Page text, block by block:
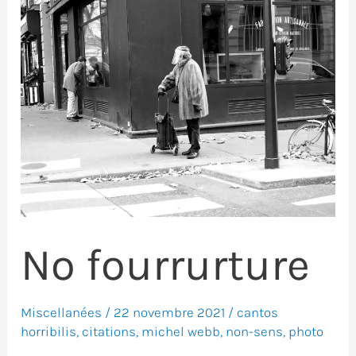
No fourrurture
Miscellanées / 22 novembre 2021 / cantos
horribilis, citations, michel webb, non-sens, photo